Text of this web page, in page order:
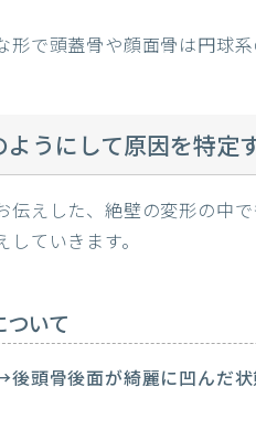
形で頭蓋骨や顔面骨は円球
うにして原因を特定
伝えした、絶壁の変形の中
していきます。
いて
頭骨後面が綺麗に凹んだ状